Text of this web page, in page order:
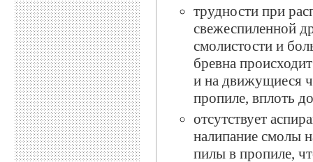
трудности при
свежеспиленной
смолистости и
бревна
и на движущиеся
пропиле, вплоть
отсутствует
налипание смолы
пилы в пропиле,